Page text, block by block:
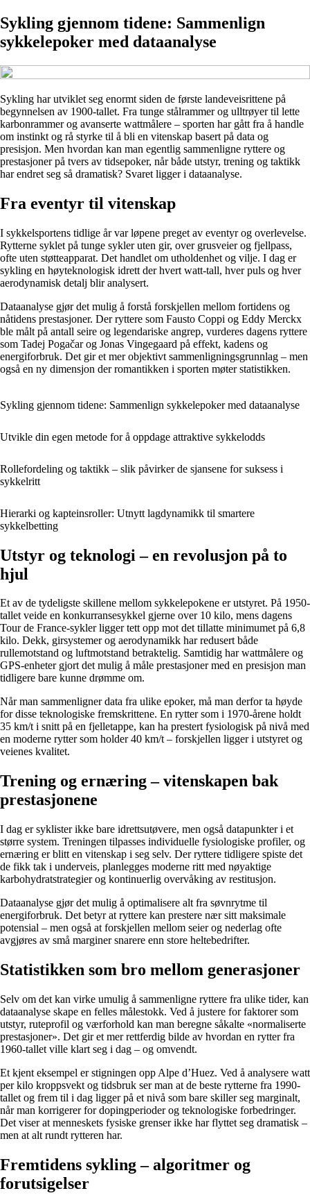
Sykling gjennom tidene: Sammenlign
sykkelepoker med dataanalyse
Sykling har utviklet seg enormt siden de første landeveisrittene på
begynnelsen av 1900-tallet. Fra tunge stålrammer og ulltrøyer til lette
karbonrammer og avanserte wattmålere – sporten har gått fra å handle
om instinkt og rå styrke til å bli en vitenskap basert på data og
presisjon. Men hvordan kan man egentlig sammenligne ryttere og
prestasjoner på tvers av tidsepoker, når både utstyr, trening og taktikk
har endret seg så dramatisk? Svaret ligger i dataanalyse.
Fra eventyr til vitenskap
I sykkelsportens tidlige år var løpene preget av eventyr og overlevelse.
Rytterne syklet på tunge sykler uten gir, over grusveier og fjellpass,
ofte uten støtteapparat. Det handlet om utholdenhet og vilje. I dag er
sykling en høyteknologisk idrett der hvert watt-tall, hver puls og hver
aerodynamisk detalj blir analysert.
Dataanalyse gjør det mulig å forstå forskjellen mellom fortidens og
nåtidens prestasjoner. Der ryttere som Fausto Coppi og Eddy Merckx
ble målt på antall seire og legendariske angrep, vurderes dagens ryttere
som Tadej Pogačar og Jonas Vingegaard på effekt, kadens og
energiforbruk. Det gir et mer objektivt sammenligningsgrunnlag – men
også en ny dimensjon der romantikken i sporten møter statistikken.
Sykling gjennom tidene: Sammenlign sykkelepoker med dataanalyse
Utvikle din egen metode for å oppdage attraktive sykkelodds
Rollefordeling og taktikk – slik påvirker de sjansene for suksess i
sykkelritt
Hierarki og kapteinsroller: Utnytt lagdynamikk til smartere
sykkelbetting
Utstyr og teknologi – en revolusjon på to
hjul
Et av de tydeligste skillene mellom sykkelepokene er utstyret. På 1950-
tallet veide en konkurransesykkel gjerne over 10 kilo, mens dagens
Tour de France-sykler ligger tett opp mot det tillatte minimumet på 6,8
kilo. Dekk, girsystemer og aerodynamikk har redusert både
rullemotstand og luftmotstand betraktelig. Samtidig har wattmålere og
GPS-enheter gjort det mulig å måle prestasjoner med en presisjon man
tidligere bare kunne drømme om.
Når man sammenligner data fra ulike epoker, må man derfor ta høyde
for disse teknologiske fremskrittene. En rytter som i 1970-årene holdt
35 km/t i snitt på en fjelletappe, kan ha prestert fysiologisk på nivå med
en moderne rytter som holder 40 km/t – forskjellen ligger i utstyret og
veienes kvalitet.
Trening og ernæring – vitenskapen bak
prestasjonene
I dag er syklister ikke bare idrettsutøvere, men også datapunkter i et
større system. Treningen tilpasses individuelle fysiologiske profiler, og
ernæring er blitt en vitenskap i seg selv. Der ryttere tidligere spiste det
de fikk tak i underveis, planlegges moderne ritt med nøyaktige
karbohydratstrategier og kontinuerlig overvåking av restitusjon.
Dataanalyse gjør det mulig å optimalisere alt fra søvnrytme til
energiforbruk. Det betyr at ryttere kan prestere nær sitt maksimale
potensial – men også at forskjellen mellom seier og nederlag ofte
avgjøres av små marginer snarere enn store heltebedrifter.
Statistikken som bro mellom generasjoner
Selv om det kan virke umulig å sammenligne ryttere fra ulike tider, kan
dataanalyse skape en felles målestokk. Ved å justere for faktorer som
utstyr, ruteprofil og værforhold kan man beregne såkalte «normaliserte
prestasjoner». Det gir et mer rettferdig bilde av hvordan en rytter fra
1960-tallet ville klart seg i dag – og omvendt.
Et kjent eksempel er stigningen opp Alpe d’Huez. Ved å analysere watt
per kilo kroppsvekt og tidsbruk ser man at de beste rytterne fra 1990-
tallet og frem til i dag ligger på et nivå som bare skiller seg marginalt,
når man korrigerer for dopingperioder og teknologiske forbedringer.
Det viser at menneskets fysiske grenser ikke har flyttet seg dramatisk –
men at alt rundt rytteren har.
Fremtidens sykling – algoritmer og
forutsigelser